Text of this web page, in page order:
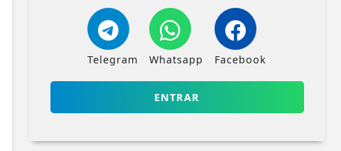
Telegram Whatsapp Facebook
ENTRAR